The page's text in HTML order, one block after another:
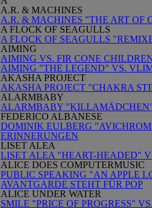
A.R. & MACHINES
A.R. & MACHINES "THE ART OF
A FLOCK OF SEAGULLS
A FLOCK OF SEAGULLS
AIMING
AIMING VS. FIR CONE
AIMING "THE LEGEND" VS.
AKASHA PROJECT
AKASHA PROJECT "CHAKRA
ALARMBABY
ALARMBABY
FEDERICO ALBANESE
DOMINIK EULBERG
ERINNERUNGEN
LISET ALEA
LISET ALEA "HEART-HEADED"
ALICE DOES COMPUTERMUSIC
PUBLIC SPEAKING "AN APPLE
AVANTGARDE STEHT FÜR POP
ALICE UNDER WATER
SMILE "PRICE OF PROGRESS"